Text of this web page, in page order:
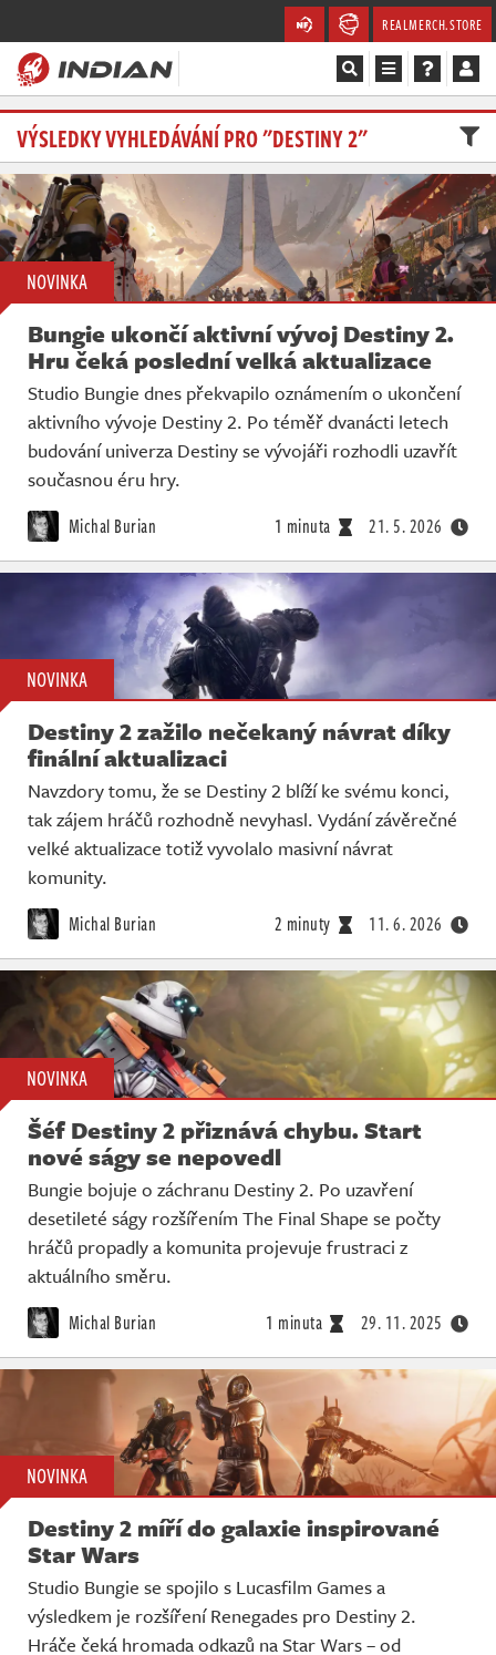
REALMERCH.STORE
Magazín
Recenze
Videa
Soutěže
Databáze
Komunita
Redakce
Živě
VÝSLEDKY VYHLEDÁVÁNÍ PRO "DESTINY 2"
NOVINKA
Bungie ukončí aktivní vývoj Destiny 2.
Hru čeká poslední velká aktualizace
Studio Bungie dnes překvapilo oznámením o ukončení
aktivního vývoje Destiny 2. Po téměř dvanácti letech
budování univerza Destiny se vývojáři rozhodli uzavřít
současnou éru hry.
Michal Burian 1 minuta 21. 5. 2026
NOVINKA
Destiny 2 zažilo nečekaný návrat díky
finální aktualizaci
Navzdory tomu, že se Destiny 2 blíží ke svému konci,
tak zájem hráčů rozhodně nevyhasl. Vydání závěrečné
velké aktualizace totiž vyvolalo masivní návrat
komunity.
Michal Burian 2 minuty 11. 6. 2026
NOVINKA
Šéf Destiny 2 přiznává chybu. Start
nové ságy se nepovedl
Bungie bojuje o záchranu Destiny 2. Po uzavření
desetileté ságy rozšířením The Final Shape se počty
hráčů propadly a komunita projevuje frustraci z
aktuálního směru.
Michal Burian 1 minuta 29. 11. 2025
NOVINKA
Destiny 2 míří do galaxie inspirované
Star Wars
Studio Bungie se spojilo s Lucasfilm Games a
výsledkem je rozšíření Renegades pro Destiny 2.
Hráče čeká hromada odkazů na Star Wars – od